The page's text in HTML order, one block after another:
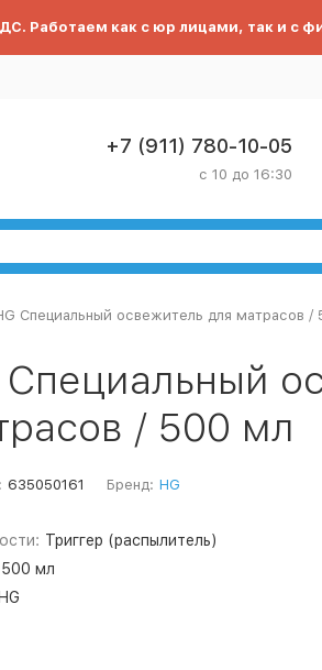
Работаем как с юр лицами, так и с
+7 (911) 780-10-05
с 10 до 16:30
Специальный освежитель для матрасов /
Специальный
/ 500 мл
635050161 Бренд: HG
Триггер (распылитель)
500 мл
HG